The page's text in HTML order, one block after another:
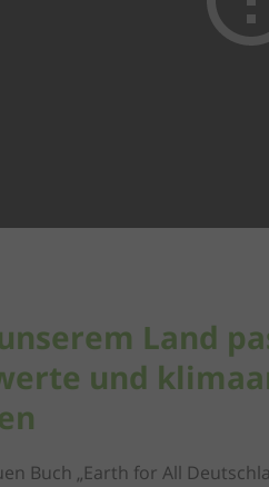
Land
und
Buch „Earth for All